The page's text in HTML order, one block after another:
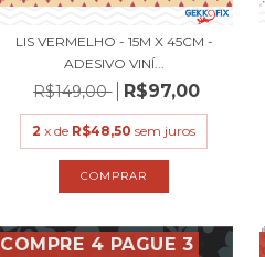
LIS VERMELHO - 15M X 45CM -
ADESIVO VINÍ...
R$149,00 R$97,00
2 x de R$48,50 sem juros
COMPRE 4 PAGUE 3